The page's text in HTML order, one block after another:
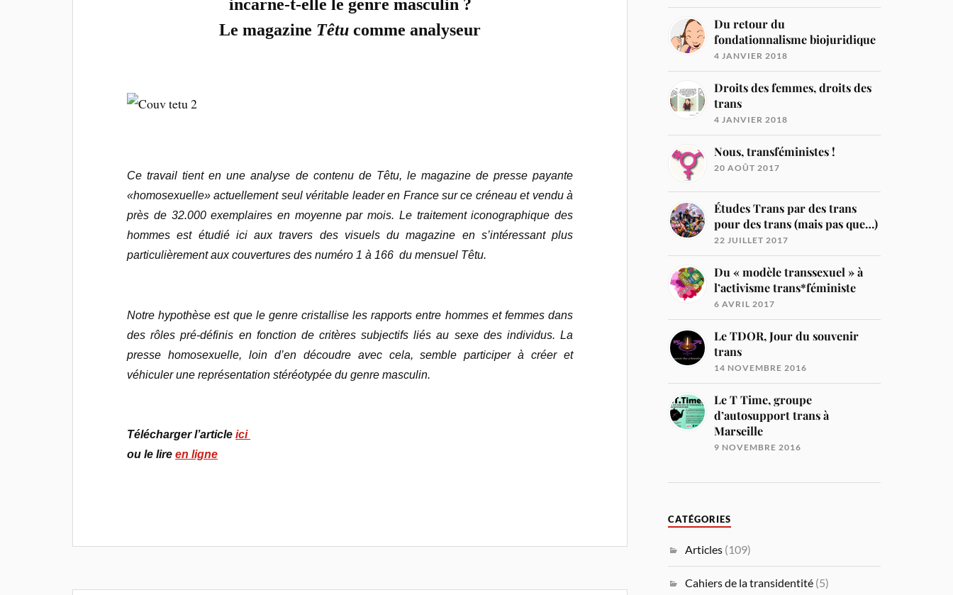
incarne-t-elle le genre masculin ?
Le magazine Têtu comme analyseur
Ce travail tient en une analyse de contenu de Têtu, le magazine de presse payante
«homosexuelle» actuellement seul véritable leader en France sur ce créneau et vendu à
près de 32.000 exemplaires en moyenne par mois. Le traitement iconographique des
hommes est étudié ici aux travers des visuels du magazine en s’intéressant plus
particulièrement aux couvertures des numéro 1 à 166 du mensuel Têtu.
Notre hypothèse est que le genre cristallise les rapports entre hommes et femmes dans
des rôles pré-définis en fonction de critères subjectifs liés au sexe des individus. La
presse homosexuelle, loin d’en découdre avec cela, semble participer à créer et
véhiculer une représentation stéréotypée du genre masculin.
Télécharger l’articleici
ou le lireen ligne
Du retour du
fondationnalisme biojuridique
4 JANVIER 2018
Droits des femmes, droits des
trans
4 JANVIER 2018
Nous, transféministes !
20 AOÛT 2017
Études Trans par des trans
pour des trans (mais pas que…)
22 JUILLET 2017
Du « modèle transsexuel » à
l’activisme trans*féministe
6 AVRIL 2017
Le TDOR, Jour du souvenir
trans
14 NOVEMBRE 2016
Le T Time, groupe
d’autosupport trans à
Marseille
9 NOVEMBRE 2016
CATÉGORIES
Articles (109)
Cahiers de la transidentité (5)